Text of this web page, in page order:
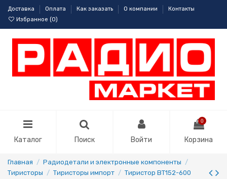
Доставка Оплата Как заказать О компании
Контакты
Избранное (0)
Каталог Поиск Войти
0
Корзина
Главная
Радиодетали и электронные компоненты
Тиристоры
Тиристоры импорт
Тиристор BT152-600